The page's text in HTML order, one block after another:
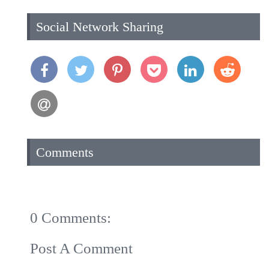
Social Network Sharing
Comments
0 Comments:
Post A Comment